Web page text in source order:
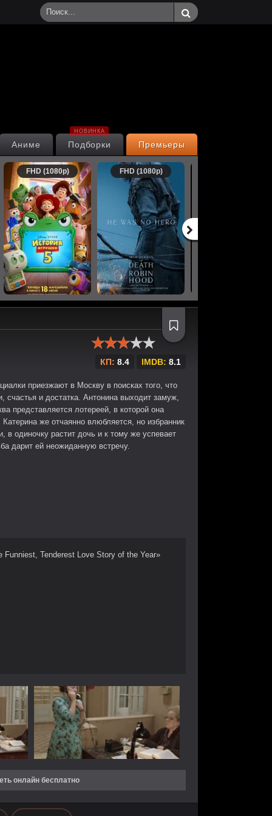
Премьеры
Подборки
НОВИНКА
Аниме
FHD (1080p) FHD (1080p)
КП: 8.4 IMDB: 8.1
приезжают в Москву в поисках того, что
и достатка. Антонина выходит замуж,
представляется лотереей, в которой она
же отчаянно влюбляется, но избранник
в одиночку растит дочь и к тому же успевает
дарит ей неожиданную встречу.
Funniest, Tenderest Love Story of the Year»
онлайн бесплатно